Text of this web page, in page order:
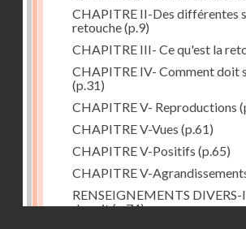
CHAPITRE II-Des différentes
retouche(p.9)
CHAPITRE III- Ce qu'est la
CHAPITRE IV- Comment doit
(p.31)
CHAPITRE V- Reproductions
CHAPITRE V-Vues (p.61)
CHAPITRE V-Positifs (p.65)
CHAPITRE V-
RENSEIGNEMENTS
de nuit(p.74)